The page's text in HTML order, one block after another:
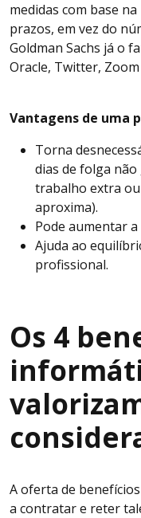
medidas com base
prazos, em vez do
Goldman Sachs já o
Oracle, Twitter, Zoom
Vantagens de uma
Torna
dias de folga
trabalho extra
aproxima).
Pode aumentar
Ajuda ao
profissional.
Os 4
A oferta de
a contratar e reter